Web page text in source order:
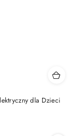
dla Dzieci